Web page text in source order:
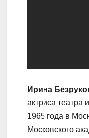
Ирина
актриса театра
1965 года в
Московского